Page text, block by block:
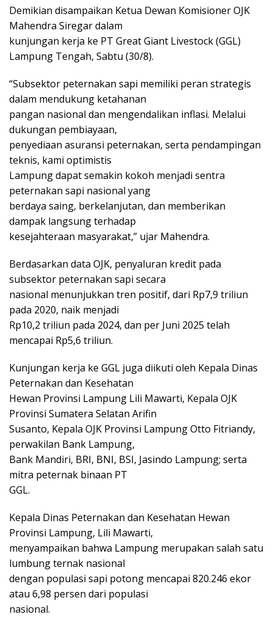
Demikian disampaikan Ketua Dewan Komisioner OJK
Mahendra Siregar dalam
kunjungan kerja ke PT Great Giant Livestock (GGL)
Lampung Tengah, Sabtu (30/8).
“Subsektor peternakan sapi memiliki peran strategis
dalam mendukung ketahanan
pangan nasional dan mengendalikan inflasi. Melalui
dukungan pembiayaan,
penyediaan asuransi peternakan, serta pendampingan
teknis, kami optimistis
Lampung dapat semakin kokoh menjadi sentra
peternakan sapi nasional yang
berdaya saing, berkelanjutan, dan memberikan
dampak langsung terhadap
kesejahteraan masyarakat,” ujar Mahendra.
Berdasarkan data OJK, penyaluran kredit pada
subsektor peternakan sapi secara
nasional menunjukkan tren positif, dari Rp7,9 triliun
pada 2020, naik menjadi
Rp10,2 triliun pada 2024, dan per Juni 2025 telah
mencapai Rp5,6 triliun.
Kunjungan kerja ke GGL juga diikuti oleh Kepala Dinas
Peternakan dan Kesehatan
Hewan Provinsi Lampung Lili Mawarti, Kepala OJK
Provinsi Sumatera Selatan Arifin
Susanto, Kepala OJK Provinsi Lampung Otto Fitriandy,
perwakilan Bank Lampung,
Bank Mandiri, BRI, BNI, BSI, Jasindo Lampung; serta
mitra peternak binaan PT
GGL.
Kepala Dinas Peternakan dan Kesehatan Hewan
Provinsi Lampung, Lili Mawarti,
menyampaikan bahwa Lampung merupakan salah satu
lumbung ternak nasional
dengan populasi sapi potong mencapai 820.246 ekor
atau 6,98 persen dari populasi
nasional.